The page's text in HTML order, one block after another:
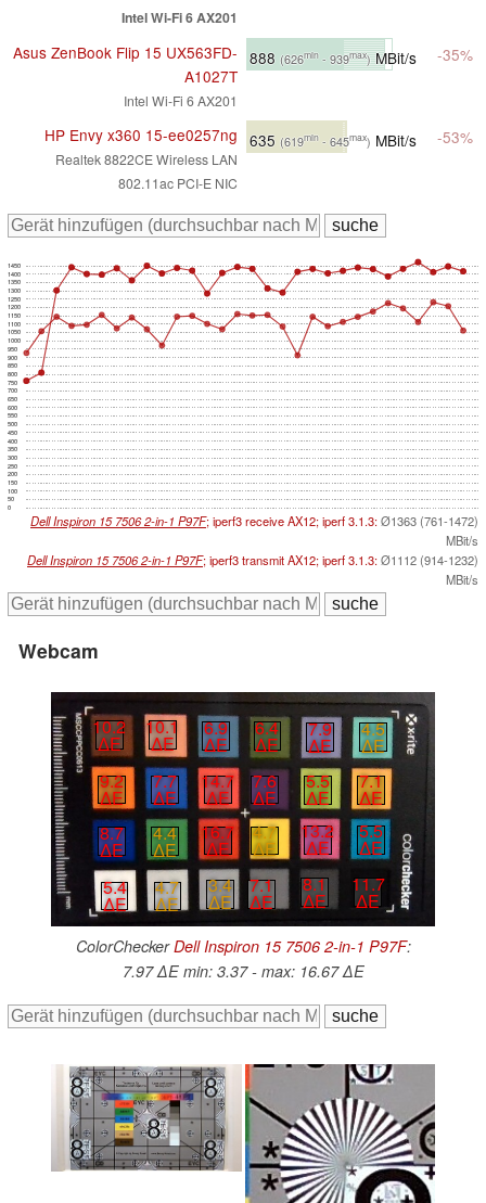
Intel Wi-Fi 6 AX201
Asus ZenBook Flip 15 UX563FD-
A1027T
Intel Wi-Fi 6 AX201
888 (626min - 939max)MBit/s -35%
HP Envy x360 15-ee0257ng
Realtek 8822CE Wireless LAN
802.11ac PCI-E NIC
635 (619min - 645max) MBit/s -53%
0
50
100
150
200
250
300
350
400
450
500
550
600
650
700
750
800
850
900
950
1000
1050
1100
1150
1200
1250
1300
1350
1400
1450
Dell Inspiron 15 7506 2-in-1 P97F; iperf3 receive AX12; iperf 3.1.3:Ø1363 (761-1472)
MBit/s
Dell Inspiron 15 7506 2-in-1 P97F; iperf3 transmit AX12; iperf 3.1.3:Ø1112 (914-1232)
MBit/s
Webcam
10.2
∆E
10.1
∆E
6.9
∆E
6.4
∆E
7.9
∆E
4.5
∆E
9.2
∆E
7.7
∆E
14.7
∆E
7.6
∆E
5.5
∆E
7.1
∆E
8.7
∆E
4.4
∆E
16.7
∆E
4.7
∆E
13.2
∆E
5.5
∆E
5.4
∆E
4.7
∆E
3.4
∆E
7.1
∆E
8.1
∆E
11.7
∆E
ColorCheckerDell Inspiron 15 7506 2-in-1 P97F:
7.97 ∆E min: 3.37 - max: 16.67 ∆E